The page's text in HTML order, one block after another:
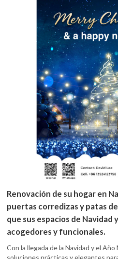
Renovación de su hogar en
puertas corredizas y patas
que sus espacios de Navidad
acogedores y funcionales.
Con la llegada de la Navidad y el
soluciones prácticas y elegantes